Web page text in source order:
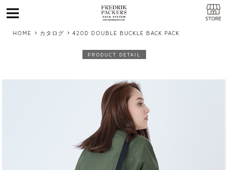
HOME カタログ 420D DOUBLE BUCKLE BACK PACK
PRODUCT DETAIL